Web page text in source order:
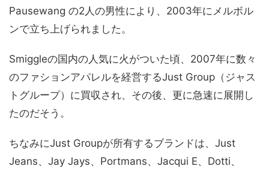
Pausewang の2人の男性により、2003年にメルボル
ンで立ち上げられました。
Smiggleの国内の人気に火がついた頃、2007年に数々
のファションアパレルを経営するJust Group（ジャス
トグループ）に買収され、その後、更に急速に展開し
たのだそう。
ちなみにJust Groupが所有するブランドは、Just
Jeans、Jay Jays、Portmans、Jacqui E、Dotti、